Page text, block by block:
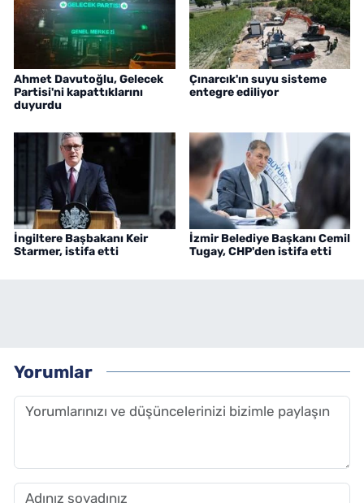
Ahmet Davutoğlu, Gelecek
Partisi'ni kapattıklarını
duyurdu
Çınarcık'ın suyu sisteme
entegre ediliyor
İngiltere Başbakanı Keir
Starmer, istifa etti
İzmir Belediye Başkanı Cemil
Tugay, CHP'den istifa etti
Yorumlar